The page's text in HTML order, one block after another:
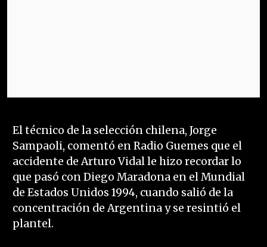
El técnico de la selección chilena, Jorge
Sampaoli, comentó en Radio Guemes que el
accidente de Arturo Vidal le hizo recordar lo
que pasó con Diego Maradona en el Mundial
de Estados Unidos 1994, cuando salió de la
concentración de Argentina y se resintió el
plantel.